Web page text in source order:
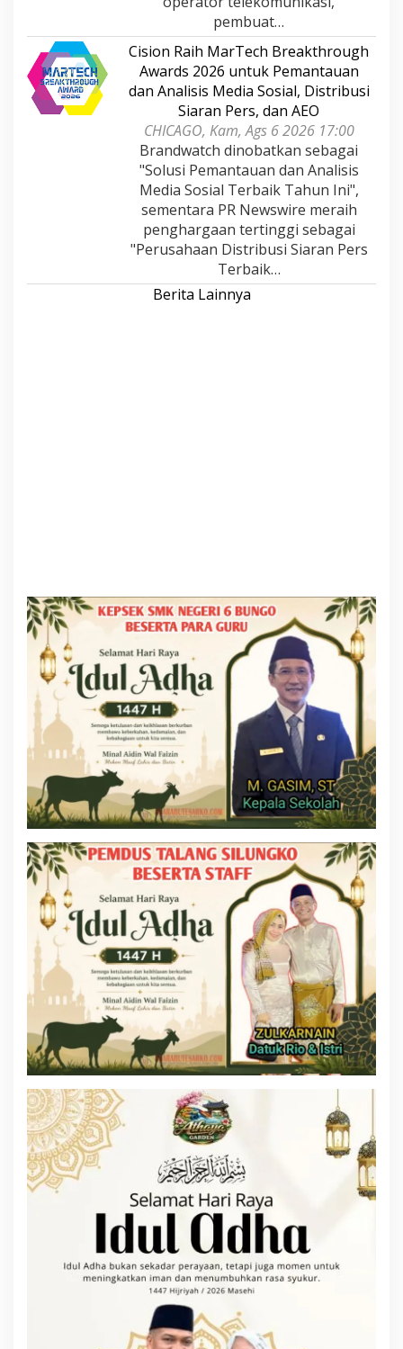
pembuat…
Cision Raih MarTech Breakthrough
Awards 2026 untuk Pemantauan
dan Analisis Media Sosial, Distribusi
Siaran Pers, dan AEO
CHICAGO, Kam, Ags 6 2026 17:00
Brandwatch dinobatkan sebagai
"Solusi Pemantauan dan Analisis
Media Sosial Terbaik Tahun Ini",
sementara PR Newswire meraih
penghargaan tertinggi sebagai
"Perusahaan Distribusi Siaran Pers
Terbaik…
Berita Lainnya